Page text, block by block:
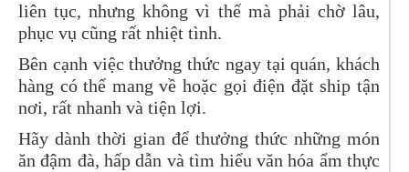
liên tục, nhưng không vì thế mà phải chờ lâu,
phục vụ cũng rất nhiệt tình.
Bên cạnh việc thưởng thức ngay tại quán, khách
hàng có thể mang về hoặc gọi điện đặt ship tận
nơi, rất nhanh và tiện lợi.
Hãy dành thời gian để thưởng thức những món
ăn đậm đà, hấp dẫn và tìm hiểu văn hóa ẩm thực